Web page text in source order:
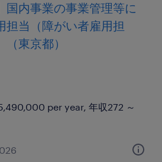
国内事業の事業管理等に
担当（障がい者雇用担
東京都）
per year, 年収272 ～